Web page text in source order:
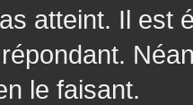
atteint. Il
le faisant.